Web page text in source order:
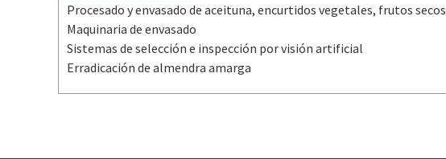
Procesado y envasado de aceituna, encurtidos vegetales, frutos secos
Maquinaria de envasado
Sistemas de selección e inspección por visión artificial
Erradicación de almendra amarga